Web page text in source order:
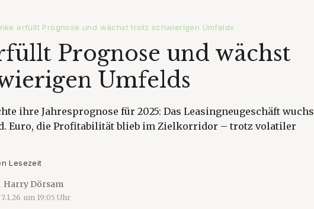
erfüllt Prognose und wächst trotz schwierigen Umfelds
Prognose und wächst
Umfelds
ihre Jahresprognose für 2025: Das Leasingneugeschäft wuchs
Euro, die Profitabilität blieb im Zielkorridor – trotz volatiler
Lesezeit
Harry Dörsam
7.1.26 um 19:05 Uhr